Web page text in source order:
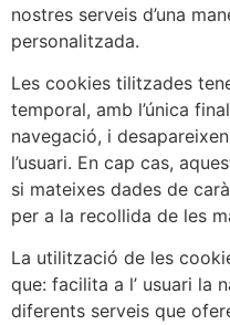
nostres serveis d’una
personalitzada.
Les cookies tilitzades
temporal, amb l’única
navegació, i
l’usuari. En cap cas,
si mateixes dades de
per a la recollida de les
La utilització de les
que: facilita a l’ usuari la
diferents serveis que